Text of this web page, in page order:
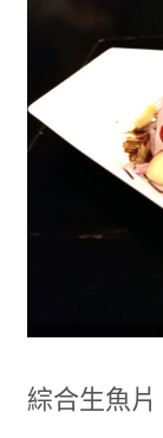
綜合生魚